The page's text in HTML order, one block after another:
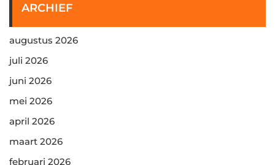
ARCHIEF
augustus 2026
juli 2026
juni 2026
mei 2026
april 2026
maart 2026
februari 2026